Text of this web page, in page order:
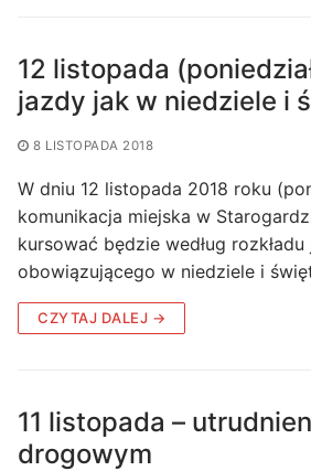
12 listopada
jazdy jak w niedziele i
8 LISTOPADA 2018
W dniu 12 listopada 2018 roku
komunikacja miejska w
kursować będzie według
obowiązującego w niedziele i
CZYTAJ DALEJ →
11 listopada –
drogowym